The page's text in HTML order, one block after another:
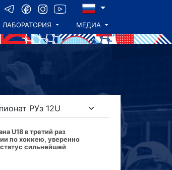
ЛАБОРАТОРИЯ МЕДИА
U18 в третий раз
по хоккею, уверенно
сильнейшей